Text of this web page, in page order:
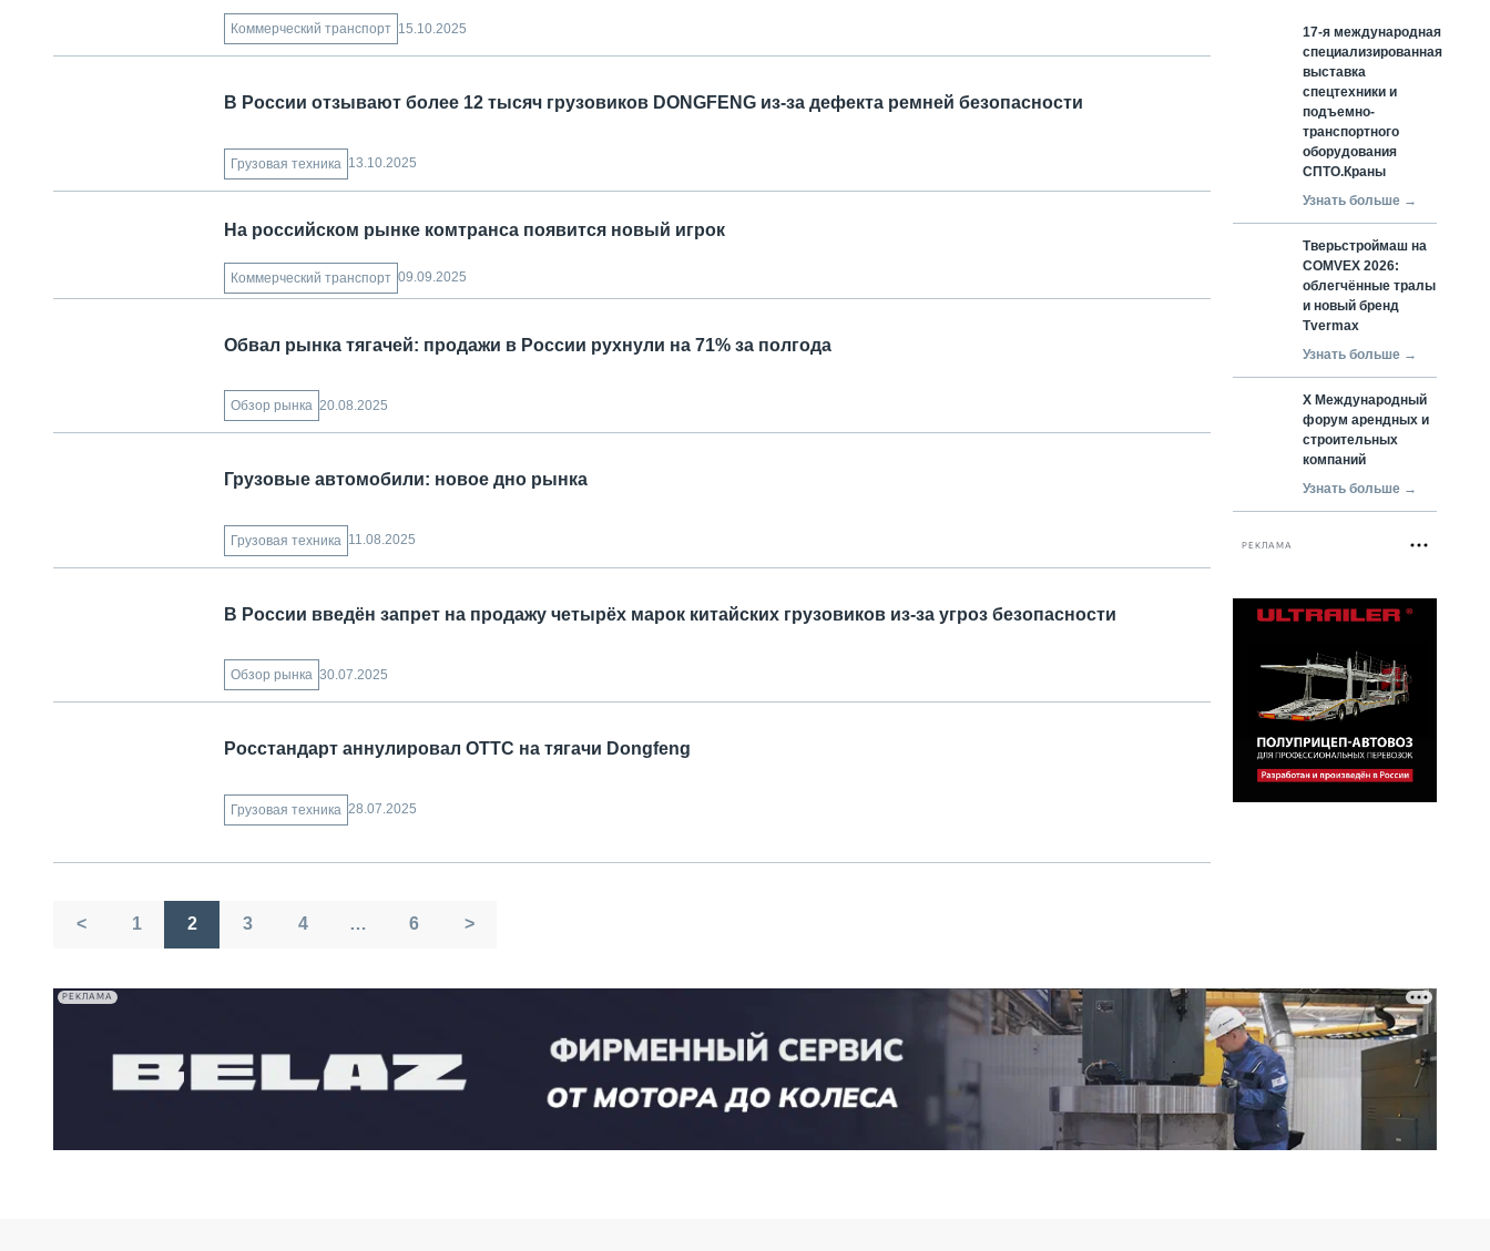
Коммерческий транспорт 15.10.2025
В России отзывают более 12 тысяч грузовиков DONGFENG из-за дефекта ремней безопасности
Грузовая техника 13.10.2025
На российском рынке комтранса появится новый игрок
Коммерческий транспорт 09.09.2025
Обвал рынка тягачей: продажи в России рухнули на 71% за полгода
Обзор рынка 20.08.2025
Грузовые автомобили: новое дно рынка
Грузовая техника 11.08.2025
В России введён запрет на продажу четырёх марок китайских грузовиков из-за угроз безопасности
Обзор рынка 30.07.2025
Росстандарт аннулировал ОТТС на тягачи Dongfeng
Грузовая техника 28.07.2025
17-я международная
специализированная
выставка
спецтехники и
подъемно-
транспортного
оборудования
СПТО.Краны
Узнать больше →
Тверьстроймаш на
COMVEX 2026:
облегчённые тралы
и новый бренд
Tvermax
Узнать больше →
X Международный
форум арендных и
строительных
компаний
Узнать больше →
РЕКЛАМА
РЕКЛАМА
Пагинация
< 1 2 3 4 … 6 >